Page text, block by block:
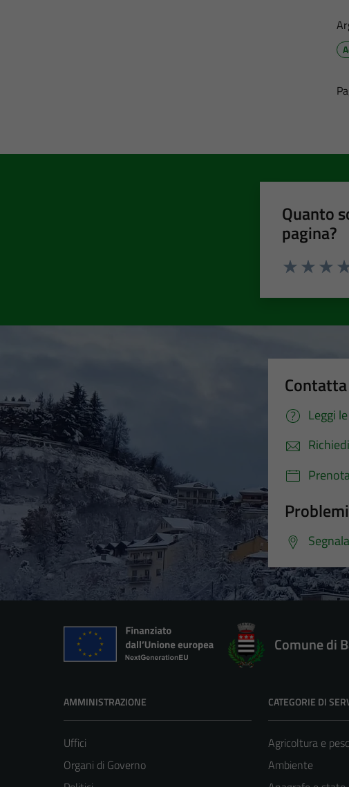
Quanto
pagina?
Leggi
Comune di
AMMINISTRAZIONE
Uffici
Organi di Governo
CATEGORIE DI
Agricoltura e
Ambiente